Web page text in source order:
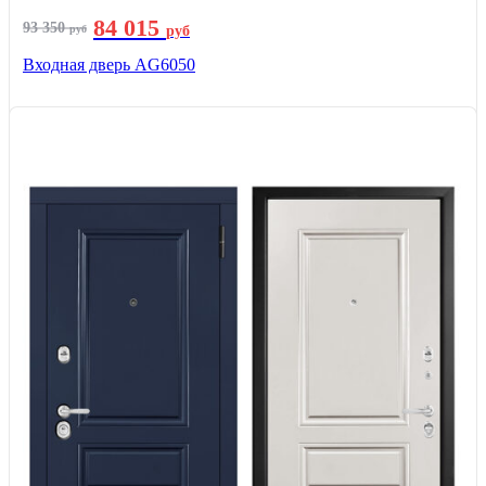
93 350руб 84 015 руб
Входная дверь AG6050